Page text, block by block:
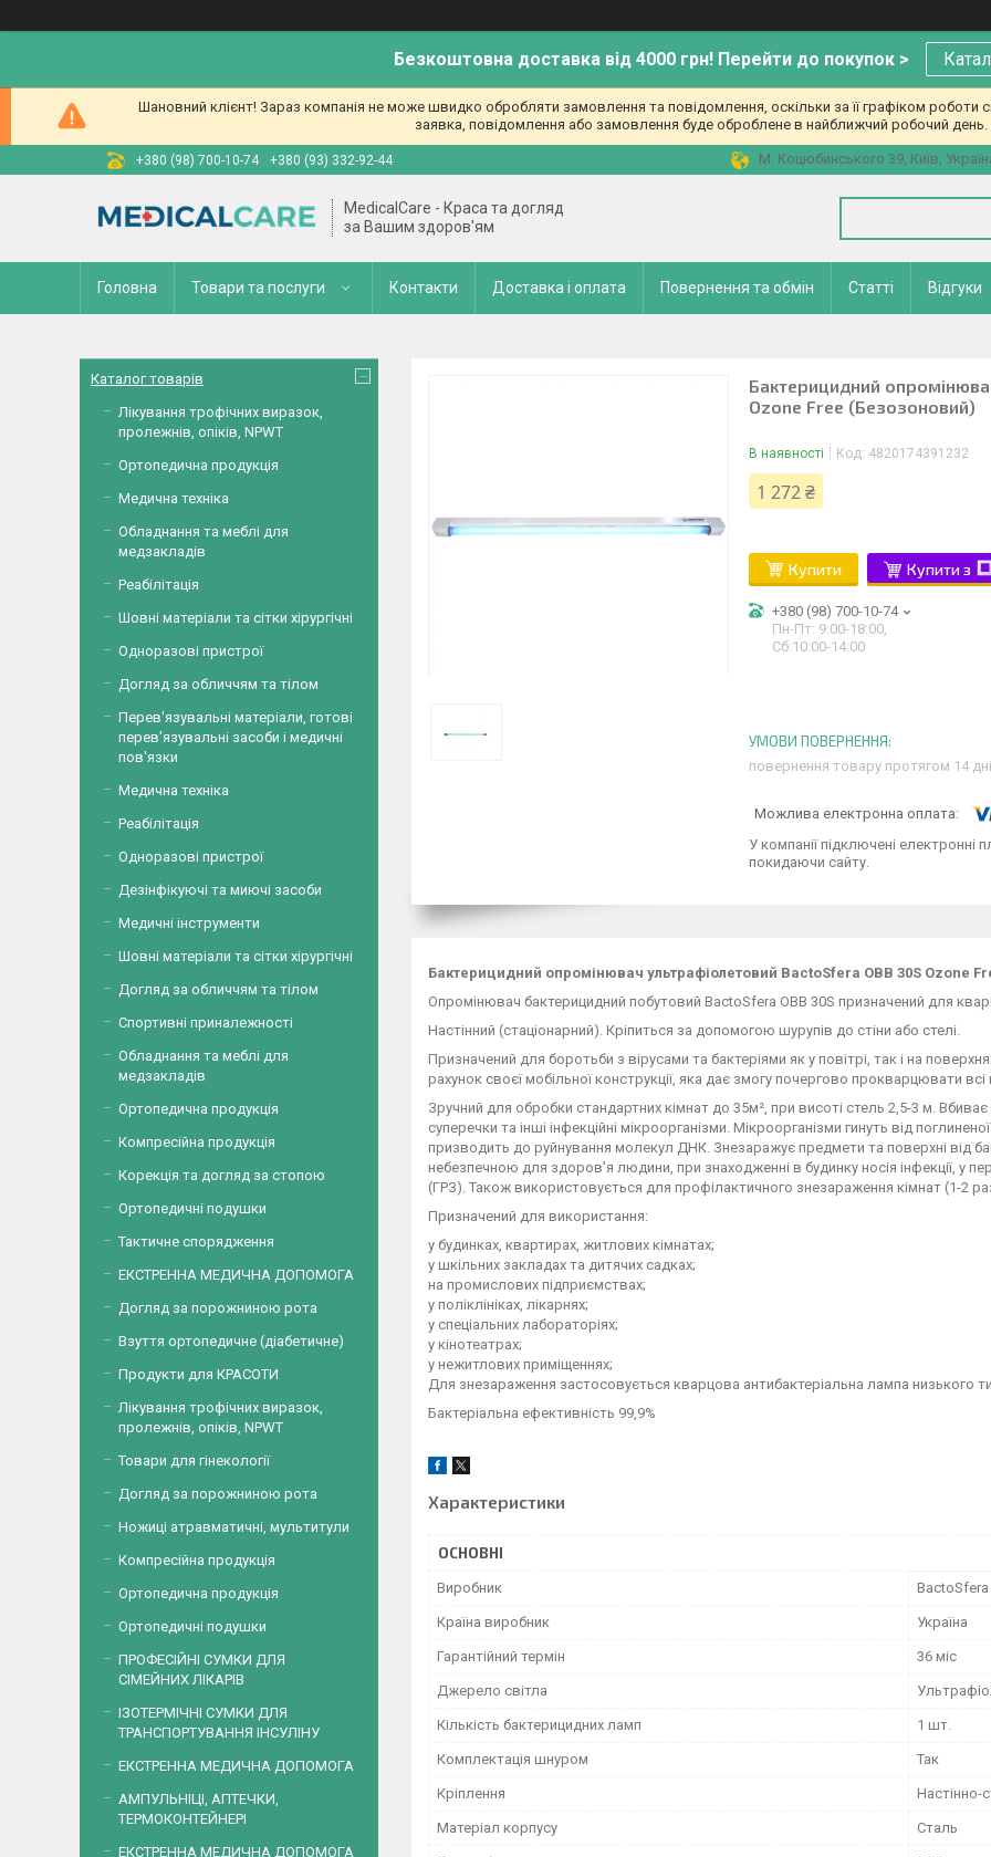
Безкоштовна доставка від 4000 грн! Перейти до покупок >
Шановний клієнт! Зараз компанія не може швидко обробляти замовлення та повідомлення, оскільки за її графіком роботи
заявка, повідомлення або замовлення буде оброблене в найближчий робочий
+380 (98) 700-10-74 +380 (93) 332-92-44 М. Коцюбинського 39, Київ,
MedicalCare - Краса та догляд
за Вашим здоров'ям
Головна Товари та послуги Контакти Доставка і оплата Повернення та обмін Статті Відгуки
Бактерицидний
Ozone Free (Безозоновий)
В наявності Код: 4820174391232
1 272 ₴
Купити Купити з
+380 (98) 700-10-74
Пн-Пт: 9:00-18:00,
Сб:10:00-14:00
повернення товару протягом 14
У компанії підключені електронні
покидаючи сайту.
Бактерицидний опромінювач ультрафіолетовий BactoSfera OBB 30S Ozone
Опромінювач бактерицидний побутовий BactoSfera OBB 30S призначений для
Настінний (стаціонарний). Кріпиться за допомогою шурупів до стіни або стелі.
Призначений для боротьби з вірусами та бактеріями як у повітрі, так і на
рахунок своєї мобільної конструкції, яка дає змогу почергово прокварцювати всі
Зручний для обробки стандартних кімнат до 35м², при висоті стель 2,5-3 м. Вбиває
суперечки та інші інфекційні мікроорганізми. Мікроорганізми гинуть від
призводить до руйнування молекул ДНК. Знезаражує предмети та поверхні від
небезпечною для здоров'я людини, при знаходженні в будинку носія інфекції, у
(ГРЗ). Також використовується для профілактичного знезараження кімнат (1-2
Призначений для використання:
у будинках, квартирах, житлових кімнатах;
у шкільних закладах та дитячих садках;
на промислових підприємствах;
у поліклініках, лікарнях;
у спеціальних лабораторіях;
у кінотеатрах;
у нежитлових приміщеннях;
Для знезараження застосовується кварцова антибактеріальна лампа низького
Бактеріальна ефективність 99,9%
Характеристики
ОСНОВНІ
Виробник BactoSfera
Країна виробник Україна
Гарантійний термін 36 міс
Джерело світла
Кількість бактерицидних ламп 1 шт.
Комплектація шнуром Так
Кріплення Настінно-
Матеріал корпусу Сталь
Каталог товарів
Лікування трофічних виразок,
пролежнів, опіків, NPWT
Ортопедична продукція
Медична техніка
Обладнання та меблі для
медзакладів
Реабілітація
Шовні матеріали та сітки хірургічні
Одноразові пристрої
Догляд за обличчям та тілом
Перев'язувальні матеріали, готові
перев'язувальні засоби і медичні
пов'язки
Медична техніка
Реабілітація
Одноразові пристрої
Дезінфікуючі та миючі засоби
Медичні інструменти
Шовні матеріали та сітки хірургічні
Догляд за обличчям та тілом
Спортивні приналежності
Обладнання та меблі для
медзакладів
Ортопедична продукція
Компресійна продукція
Корекція та догляд за стопою
Ортопедичні подушки
Тактичне спорядження
ЕКСТРЕННА МЕДИЧНА ДОПОМОГА
Догляд за порожниною рота
Взуття ортопедичне (діабетичне)
Продукти для КРАСОТИ
Лікування трофічних виразок,
пролежнів, опіків, NPWT
Товари для гінекології
Догляд за порожниною рота
Ножиці атравматичні, мультитули
Компресійна продукція
Ортопедична продукція
Ортопедичні подушки
ПРОФЕСІЙНІ СУМКИ ДЛЯ
СІМЕЙНИХ ЛІКАРІВ
ІЗОТЕРМІЧНІ СУМКИ ДЛЯ
ТРАНСПОРТУВАННЯ ІНСУЛІНУ
ЕКСТРЕННА МЕДИЧНА ДОПОМОГА
АМПУЛЬНІЦІ, АПТЕЧКИ,
ТЕРМОКОНТЕЙНЕРІ
ЕКСТРЕННА МЕДИЧНА ДОПОМОГА